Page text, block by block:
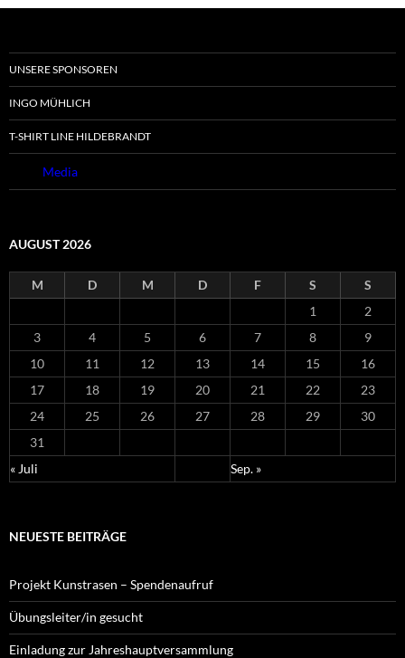
UNSERE SPONSOREN
INGO MÜHLICH
T-SHIRT LINE HILDEBRANDT
Media
AUGUST 2026
M D M D F S
S
1
2
3
4 5 6 7 8
9
10
11 12 13 14 15
16
17
18 19 20 21 22
23
24
25 26 27 28 29
30
31
« Juli
Sep. »
NEUESTE BEITRÄGE
Projekt Kunstrasen – Spendenaufruf
Übungsleiter/in gesucht
Einladung zur Jahreshauptversammlung